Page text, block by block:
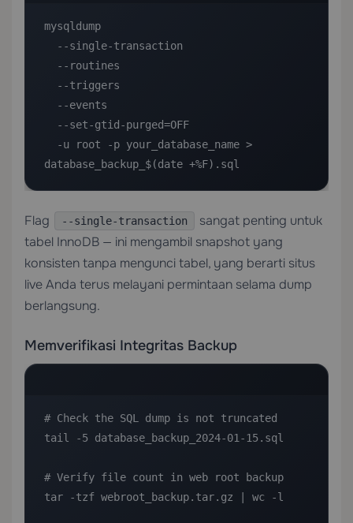
mysqldump
database_backup_$(date +%F).sql
Flag --single-transaction
sangat penting untuk
tabel InnoDB — ini mengambil snapshot yang
konsisten tanpa mengunci tabel, yang berarti situs
live Anda terus melayani permintaan selama dump
berlangsung.
Memverifikasi Integritas Backup
# Check the SQL dump is not truncated
tail -5 database_backup_2024-01-15.sql
# Verify file count in web root backup
tar -tzf webroot_backup.tar.gz | wc -l